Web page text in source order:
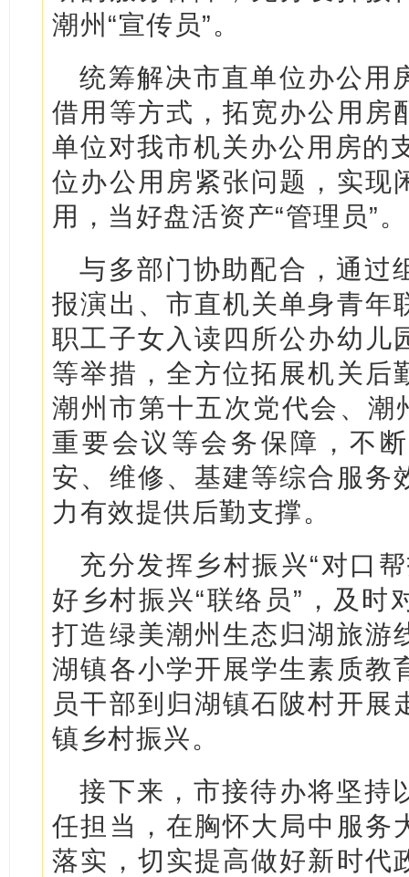
潮州“宣传员”。
统筹解决市直单位办公用
借用等方式，拓宽办公用房
单位对我市机关办公用房的
位办公用房紧张问题，实现
用，当好盘活资产“管理员”。
与多部门协助配合，通过
报演出、市直机关单身青年
职工子女入读四所公办幼儿
等举措，全方位拓展机关后
潮州市第十五次党代会、潮
重要会议等会务保障，不
安、维修、基建等综合服务
力有效提供后勤支撑。
充分发挥乡村振兴“对口
好乡村振兴“联络员”，及时
打造绿美潮州生态归湖旅游
湖镇各小学开展学生素质教
员干部到归湖镇石陂村开展
镇乡村振兴。
接下来，市接待办将坚持
任担当，在胸怀大局中服务
落实，切实提高做好新时代